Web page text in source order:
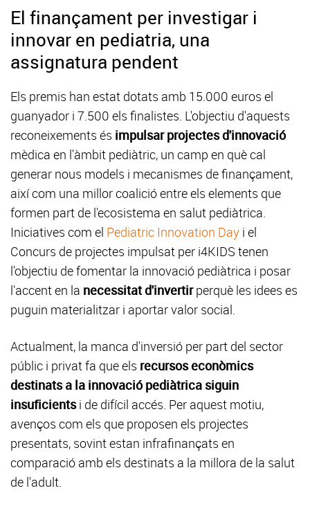
El finançament per investigar i
innovar en pediatria, una
assignatura pendent
Els premis han estat dotats amb 15.000 euros el
guanyador i 7.500 els finalistes. L'objectiu d'aquests
reconeixements és impulsar projectes d'innovació
mèdica en l'àmbit pediàtric, un camp en què cal
generar nous models i mecanismes de finançament,
així com una millor coalició entre els elements que
formen part de l'ecosistema en salut pediàtrica.
Iniciatives com el Pediatric Innovation Day i el
Concurs de projectes impulsat per i4KIDS tenen
l'objectiu de fomentar la innovació pediàtrica i posar
l'accent en la necessitat d'invertirperquè les idees es
puguin materialitzar i aportar valor social.
Actualment, la manca d'inversió per part del sector
públic i privat fa que els recursos econòmics
destinats a la innovació pediàtrica siguin
insuficientsi de difícil accés. Per aquest motiu,
avenços com els que proposen els projectes
presentats, sovint estan infrafinançats en
comparació amb els destinats a la millora de la salut
de l'adult.